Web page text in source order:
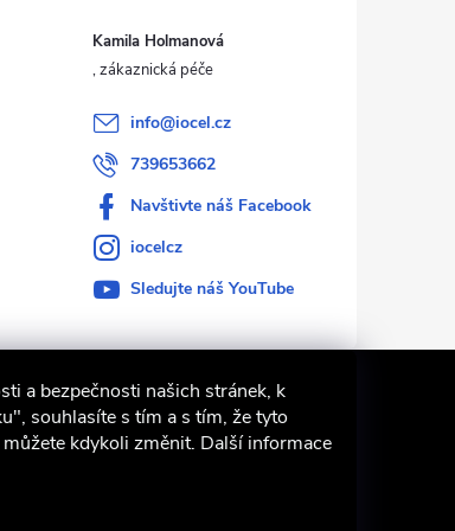
a bezpečnosti našich stránek, k
souhlasíte s tím a s tím, že tyto
kdykoli změnit. Další informace
Kamila Holmanová
info@iocel.cz
739653662
Navštivte náš Facebook
iocelcz
Sledujte náš YouTube